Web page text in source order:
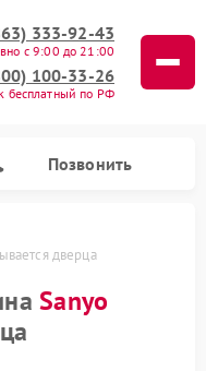
333-92-43
с 9:00 до 21:00
100-33-26
бесплатный по РФ
Позвонить
дверца
Sanyo